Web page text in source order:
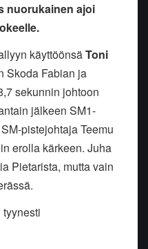
nuorukainen ajoi
käyttöönsäToni
Skoda Fabian ja
sekunnin johtoon
jälkeen SM1-
pistejohtaja Teemu
erolla kärkeen. Juha
Pietarista, mutta vain